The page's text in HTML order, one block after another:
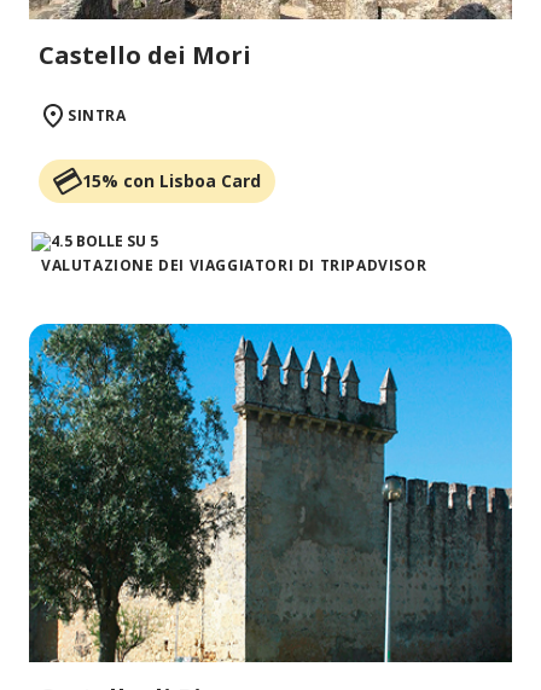
Castello dei Mori
SINTRA
15% con Lisboa Card
VALUTAZIONE DEI VIAGGIATORI DI TRIPADVISOR